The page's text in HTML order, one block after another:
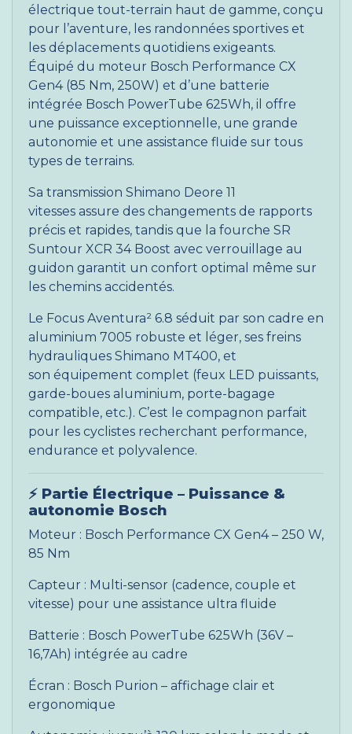
électrique tout-terrain haut de gamme, conçu
pour l’aventure, les randonnées sportives et
les déplacements quotidiens exigeants.
Équipé du moteur Bosch Performance CX
Gen4 (85 Nm, 250W) et d’une batterie
intégrée Bosch PowerTube 625Wh, il offre
une puissance exceptionnelle, une grande
autonomie et une assistance fluide sur tous
types de terrains.
Sa transmission Shimano Deore 11
vitesses assure des changements de rapports
précis et rapides, tandis que la fourche SR
Suntour XCR 34 Boost avec verrouillage au
guidon garantit un confort optimal même sur
les chemins accidentés.
Le Focus Aventura² 6.8 séduit par son cadre en
aluminium 7005 robuste et léger, ses freins
hydrauliques Shimano MT400, et
son équipement complet (feux LED puissants,
garde-boues aluminium, porte-bagage
compatible, etc.). C’est le compagnon parfait
pour les cyclistes recherchant performance,
endurance et polyvalence.
⚡ Partie Électrique – Puissance &
autonomie Bosch
Moteur : Bosch Performance CX Gen4 – 250 W,
85 Nm
Capteur : Multi-sensor (cadence, couple et
vitesse) pour une assistance ultra fluide
Batterie : Bosch PowerTube 625Wh (36V –
16,7Ah) intégrée au cadre
Écran : Bosch Purion – affichage clair et
ergonomique